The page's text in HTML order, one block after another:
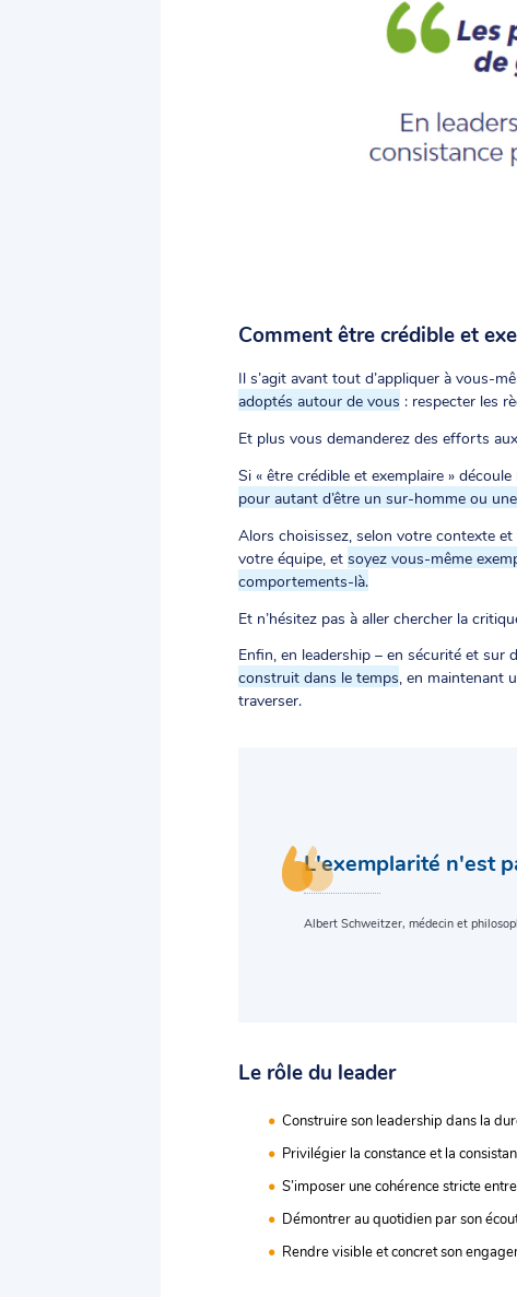
Comment être crédible et
Il s’agit avant tout d’appliquer à vous-
adoptés autour de vous : respecter les
Et plus vous demanderez des efforts
Si « être crédible et exemplaire »
pour autant d’être un sur-homme ou
Alors choisissez, selon votre contexte
votre équipe, et soyez vous-même
comportements-là.
Et n’hésitez pas à aller chercher la
Enfin, en leadership – en sécurité et sur
construit dans le temps, en maintenant
traverser.
L'exemplarité n'est
Albert Schweitzer, médecin et
Le rôle du leader
Construire son leadership dans la
Privilégier la constance et la
S’imposer une cohérence stricte
Démontrer au quotidien par son
Rendre visible et concret son